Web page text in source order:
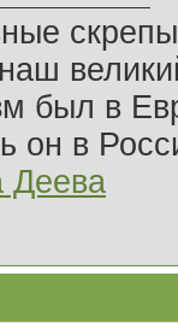
был в
он в
Деева